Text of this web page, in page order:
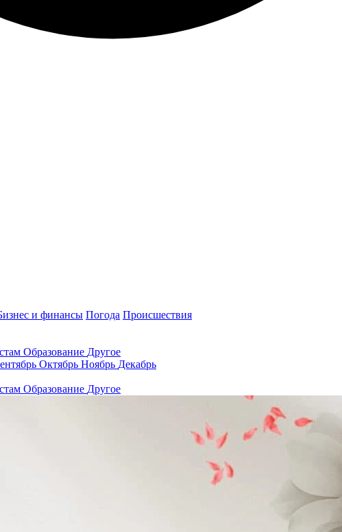
и финансы Погода Происшествия
Образование Другое
Октябрь Ноябрь Декабрь
Образование Другое